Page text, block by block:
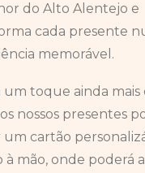
do Alto Alentejo e
cada presente
memorável.
um toque ainda mais
nossos presentes
cartão
à mão, onde poderá